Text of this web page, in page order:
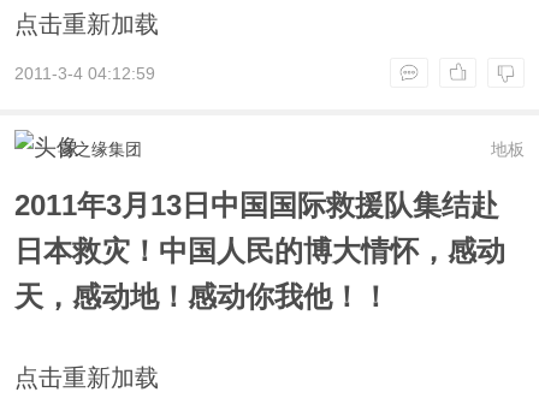
点击重新加载
2011-3-4 04:12:59
地板
喜之缘集团
2011年3月13日中国国际救援队集结赴
日本救灾！中国人民的博大情怀，感动
天，感动地！感动你我他！！
点击重新加载